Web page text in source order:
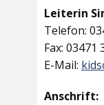
Leiterin
Telefon:
Fax: 03471
E-Mail:
Anschrift: